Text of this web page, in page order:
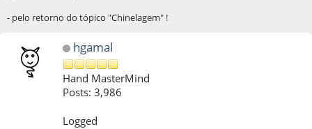
- pelo retorno do tópico "Chinelagem" !
hgamal
Hand MasterMind
Posts: 3,986
Logged